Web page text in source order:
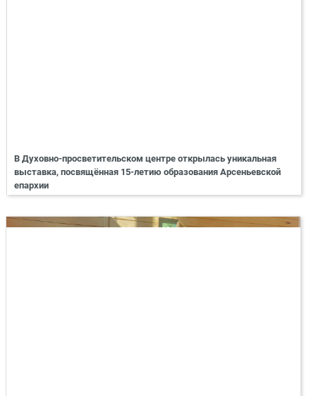
В Духовно-просветительском центре открылась уникальная
выставка, посвящённая 15-летию образования Арсеньевской
епархии